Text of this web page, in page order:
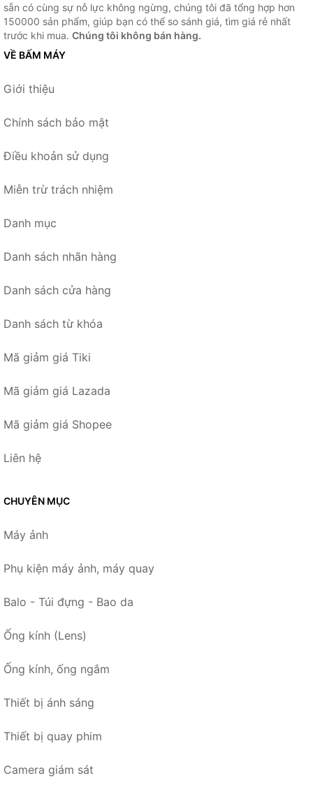
sẵn có cùng sự nỗ lực không ngừng, chúng tôi đã tổng hợp hơn
150000 sản phẩm, giúp bạn có thể so sánh giá, tìm giá rẻ nhất
trước khi mua. Chúng tôi không bán hàng.
VỀ BẤM MÁY
Giới thiệu
Chính sách bảo mật
Điều khoản sử dụng
Miễn trừ trách nhiệm
Danh mục
Danh sách nhãn hàng
Danh sách cửa hàng
Danh sách từ khóa
Mã giảm giá Tiki
Mã giảm giá Lazada
Mã giảm giá Shopee
Liên hệ
CHUYÊN MỤC
Máy ảnh
Phụ kiện máy ảnh, máy quay
Balo - Túi đựng - Bao da
Ống kính (Lens)
Ống kính, ống ngắm
Thiết bị ánh sáng
Thiết bị quay phim
Camera giám sát